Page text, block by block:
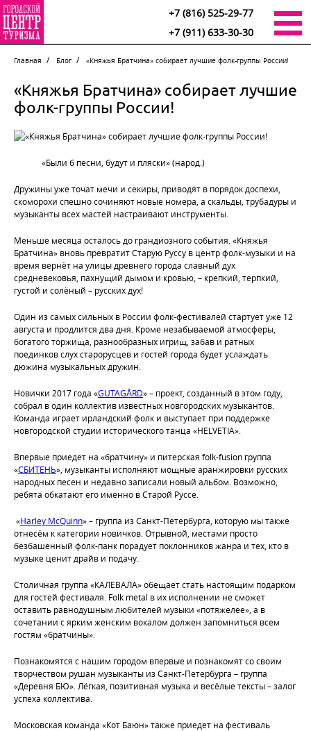
+7 (816) 525-29-77
+7 (911) 633-30-30
Главная Блог «Княжья Братчина» собирает лучшие фолк-группы России!
«Княжья Братчина» собирает лучшие
фолк-группы России!
«Были б песни, будут и пляски» (народ.)
Дружины уже точат мечи и секиры, приводят в порядок доспехи,
скоморохи спешно сочиняют новые номера, а скальды, трубадуры и
музыканты всех мастей настраивают инструменты.
Меньше месяца осталось до грандиозного события. «Княжья
Братчина» вновь превратит Старую Руссу в центр фолк-музыки и на
время вернёт на улицы древнего города славный дух
средневековья, пахнущий дымом и кровью, – крепкий, терпкий,
густой и солёный – русских дух!
Один из самых сильных в России фолк-фестивалей стартует уже 12
августа и продлится два дня. Кроме незабываемой атмосферы,
богатого торжища, разнообразных игрищ, забав и ратных
поединков слух старорусцев и гостей города будет услаждать
дюжина музыкальных дружин.
Новички 2017 года «GUTAGÅRD» – проект, созданный в этом году,
собрал в один коллектив известных новгородских музыкантов.
Команда играет ирландский фолк и выступает при поддержке
новгородской студии исторического танца «HELVETIA».
Впервые приедет на «братчину» и питерская folk-fusion группа
«СБИТЕНЬ», музыканты исполняют мощные аранжировки русских
народных песен и недавно записали новый альбом. Возможно,
ребята обкатают его именно в Старой Руссе.
«Harley McQuinn» – группа из Санкт-Петербурга, которую мы также
отнесём к категории новичков. Отрывной, местами просто
безбашенный фолк-панк порадует поклонников жанра и тех, кто в
музыке ценит драйв и подачу.
Столичная группа «КАЛЕВАЛА» обещает стать настоящим подарком
для гостей фестиваля. Folk metal в их исполнении не сможет
оставить равнодушным любителей музыки «потяжелее», а в
сочетании с ярким женским вокалом должен запомниться всем
гостям «братчины».
Познакомятся с нашим городом впервые и познакомят со своим
творчеством рушан музыканты из Санкт-Петербурга – группа
«Деревня БЮ». Лёгкая, позитивная музыка и весёлые тексты – залог
успеха коллектива.
Московская команда «Кот Баюн» также приедет на фестиваль